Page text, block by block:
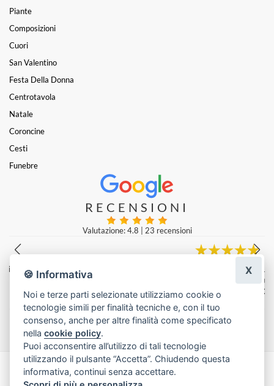
Piante
Composizioni
Cuori
San Valentino
Festa Della Donna
Centrotavola
Natale
Coroncine
Cesti
Funebre
RECENSIONI
Valutazione: 4.8 23 recensioni
Vengo dalla Germania e ho fatto realizzare qui un mazzo di fiori... Il fi
orista del negozio di fiori ha fatto un lavoro davvero splendido...
Beate Boni|Ultima modifica: 2 anni fa
Lascia una recensione
Made with byInfoser.it- Realizzazione Siti ecommerce per Fioristi
🍪 Informativa
Noi e terze parti selezionate utilizziamo cookie o
tecnologie simili per finalità tecniche e, con il tuo
consenso, anche per altre finalità come specificato
nellacookie policy.
Puoi acconsentire all’utilizzo di tali tecnologie
utilizzando il pulsante “Accetta”. Chiudendo questa
informativa, continui senza accettare.
X